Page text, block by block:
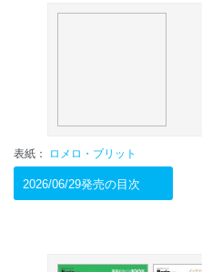
表紙： ロメロ・ブリット
2026/06/29発売の目次